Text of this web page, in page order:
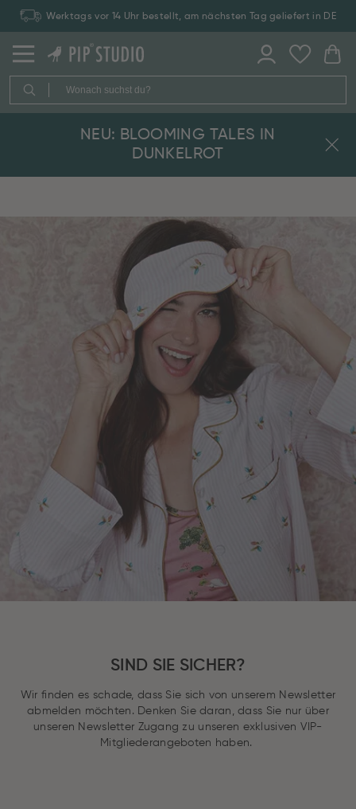
Werktags vor 14 Uhr bestellt, am nächsten Tag geliefert in DE
NEU: BLOOMING TALES IN
DUNKELROT
SIND SIE SICHER?
Wir finden es schade, dass Sie sich von unserem Newsletter
abmelden möchten. Denken Sie daran, dass Sie nur über
unseren Newsletter Zugang zu unseren exklusiven VIP-
Mitgliederangeboten haben.